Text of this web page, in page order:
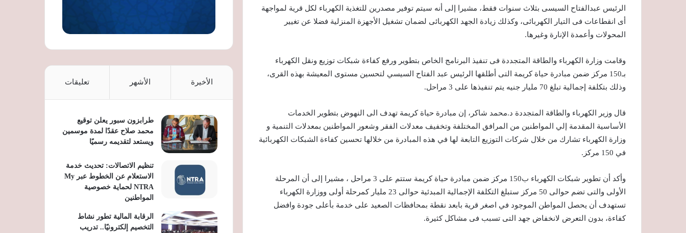
الرئيس عبدالفتاح السيسى بثلاث سنوات فقط، مشيرا إلى أنه سيتم توفير مصدرين للتغذية الكهرباء لكل قرية لمواجهة
أى انقطاعات فى التيار الكهربائى، وكذلك زيادة الجهد الكهربائى لضمان تشغيل الأجهزة المنزلية فضلا عن تغيير
المحولات وأعمدة الإنارة وغيرها.
وقامت وزارة الكهرباء والطاقة المتجددة فى تنفيذ البرنامج الخاص بتطوير ورفع كفاءة شبكات توزيع ونقل الكهرباء
بـ150 مركز ضمن مبادرة حياة كريمة التى أطلقها الرئيس عبد الفتاح السيسي لتحسين مستوى المعيشة بهذه القرى،
وذلك بتكلفة إجمالية تبلغ 70 مليار جنيه يتم تنفيذها على 3 مراحل.
قال وزير الكهرباء والطاقة المتجددة د.محمد شاكر، إن مبادرة حياة كريمة تهدف الى النهوض بتطوير الخدمات
الأساسية المقدمة إلي المواطنين من المرافق المختلفة وتخفيف معدلات الفقر وشعور المواطنين بمعدلات التنمية و
وزارة الكهرباء تشارك من خلال شركات التوزيع التابعة لها في هذه المبادرة من خلالها تحسين كفاءة الشبكات الكهربائية
في 150 مركز.
وأكد أن تطوير شبكات الكهرباء ب150 مركز ضمن مبادرة حياة كريمة ستتم على 3 مراحل ، مشيرا إلى أن المرحلة
الأولى والتى تضم حوالى 50 مركز ستبلغ التكلفة الإجمالية المبدئية حوالى 23 مليار كمرحلة أولى ووزارة الكهرباء
تستهدف أن يحصل المواطن الموجود في اصغر قرية بابعد نقطة بمحافظات الصعيد على خدمة بأعلى جودة وافضل
كفاءة، بدون التعرض لانخفاض جهد التى تسبب فى مشاكل كثيرة.
الأخيرة الأشهر تعليقات
طرابزون سبور يعلن توقيع
محمد صلاح عقدًا لمدة موسمين
ويستعد لتقديمه رسميًا
تنظيم الاتصالات: تحديث خدمة
الاستعلام عن الخطوط عبر My
NTRA لحماية خصوصية
المواطنين
الرقابة المالية تطور نشاط
التخصيم إلكترونيًا.. تدريب